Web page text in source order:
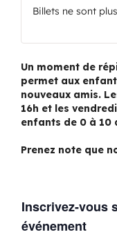
Billets ne sont
Un moment de
permet aux
nouveaux amis.
16h et les
enfants de 0 à 10
Prenez note que
Inscrivez-vous
événement